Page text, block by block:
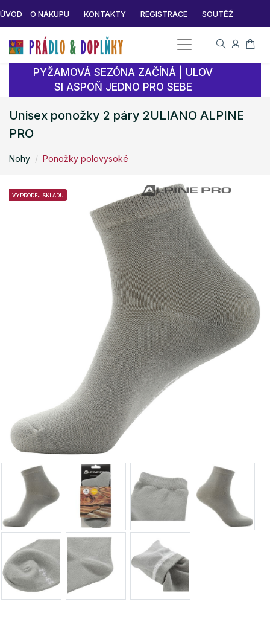
ÚVOD O NÁKUPU KONTAKTY REGISTRACE SOUTĚŽ
PYŽAMOVÁ SEZÓNA ZAČÍNÁ | ULOV
SI ASPOŇ JEDNO PRO SEBE
Unisex ponožky 2 páry 2ULIANO ALPINE
PRO
Nohy Ponožky polovysoké
VÝPRODEJ SKLADU